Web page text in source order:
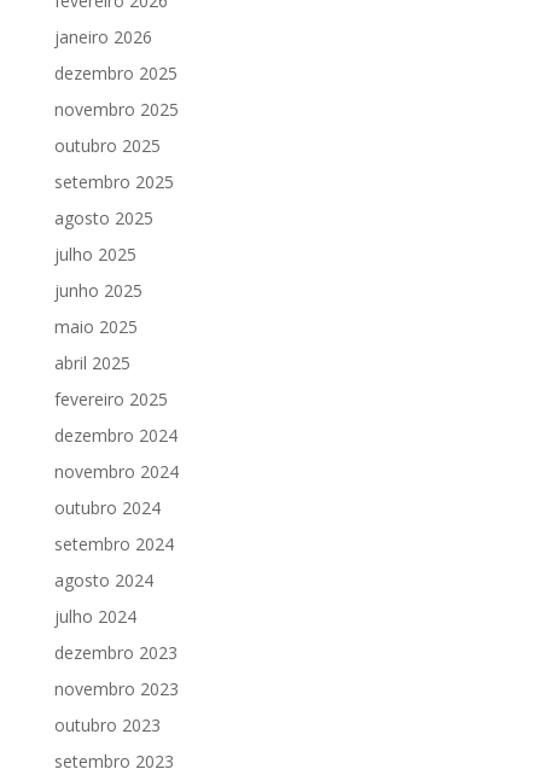
janeiro 2026
dezembro 2025
novembro 2025
outubro 2025
setembro 2025
agosto 2025
julho 2025
junho 2025
maio 2025
abril 2025
fevereiro 2025
dezembro 2024
novembro 2024
outubro 2024
setembro 2024
agosto 2024
julho 2024
dezembro 2023
novembro 2023
outubro 2023
setembro 2023